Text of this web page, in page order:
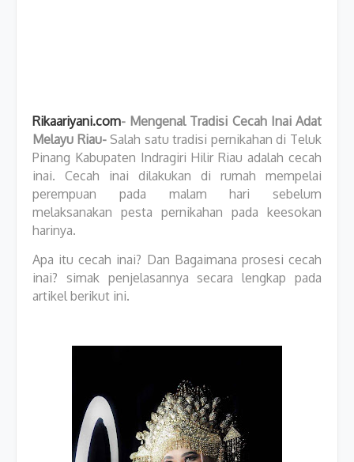
Rikaariyani.com- Mengenal Tradisi Cecah Inai Adat
Melayu Riau-Salah satu tradisi pernikahan di Teluk
Pinang Kabupaten Indragiri Hilir Riau adalah cecah
inai. Cecah inai dilakukan di rumah mempelai
perempuan pada malam hari sebelum
melaksanakan pesta pernikahan pada keesokan
harinya.
Apa itu cecah inai? Dan Bagaimana prosesi cecah
inai? simak penjelasannya secara lengkap pada
artikel berikut ini.